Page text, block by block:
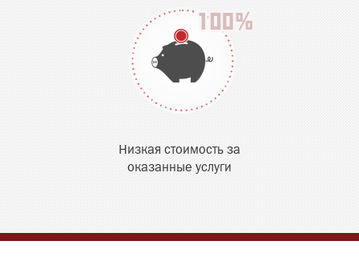
Низкая стоимость за
оказанные услуги